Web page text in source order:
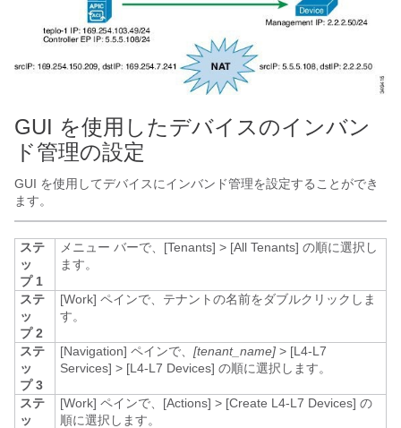
GUI を使用したデバイスのインバン
ド管理の設定
GUI を使用してデバイスにインバンド管理を設定することができ
ます。
ステ
ッ
プ 1
メニュー バーで、 [Tenants] > [All Tenants] の順に選択し
ます。
ステ
ッ
プ 2
[Work] ペインで、テナントの名前をダブルクリックしま
す。
ステ
ッ
プ 3
[Navigation] ペインで、 [tenant_name] > [L4-L7
Services] > [L4-L7 Devices] の順に選択します。
ステ
ッ
[Work] ペインで、 [Actions] > [Create L4-L7 Devices] の
順に選択します。